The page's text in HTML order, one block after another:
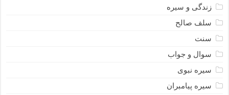
زندگی و سیره
سلف صالح
سنت
سوال و جواب
سیره نبوى
سیره پیامبران